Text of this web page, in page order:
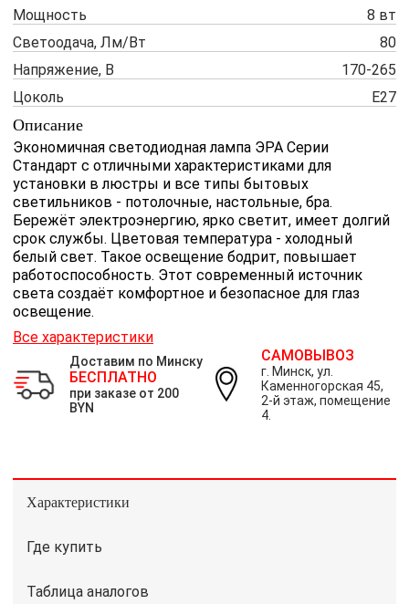
Мощность
8 вт
Светоодача, Лм/Вт
80
Напряжение, В
170-265
Цоколь
E27
Описание
Экономичная светодиодная лампа ЭРА Серии
Стандарт с отличными характеристиками для
установки в люстры и все типы бытовых
светильников - потолочные, настольные, бра.
Бережёт электроэнергию, ярко светит, имеет долгий
срок службы. Цветовая температура - холодный
белый свет. Такое освещение бодрит, повышает
работоспособность. Этот современный источник
света создаёт комфортное и безопасное для глаз
освещение.
Все характеристики
Доставим по Минску
БЕСПЛАТНО
при заказе от 200
BYN
САМОВЫВОЗ
г. Минск, ул.
Каменногорская 45,
2-й этаж, помещение
4.
Характеристики
Где купить
Таблица аналогов